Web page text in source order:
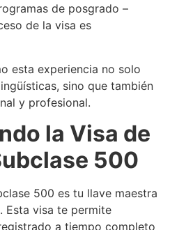
de posgrado –
de la visa es
esta experiencia no solo
sino que también
y profesional.
la Visa de
500
500 es tu llave maestra
Esta visa te permite
a tiempo completo